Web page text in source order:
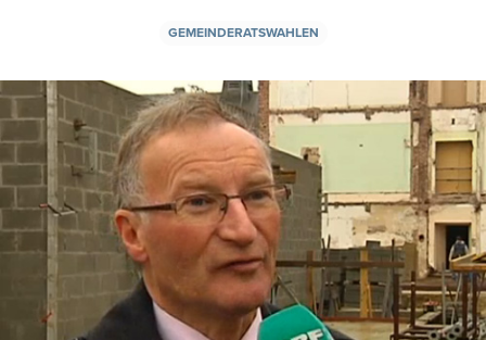
GEMEINDERATSWAHLEN